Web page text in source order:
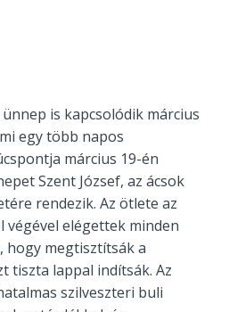
is kapcsolódik március
egy több napos
március 19-én
Szent József, az ácsok
rendezik. Az ötlete az
végével elégettek minden
hogy megtisztítsák a
tiszta lappal indítsák. Az
szilveszteri buli